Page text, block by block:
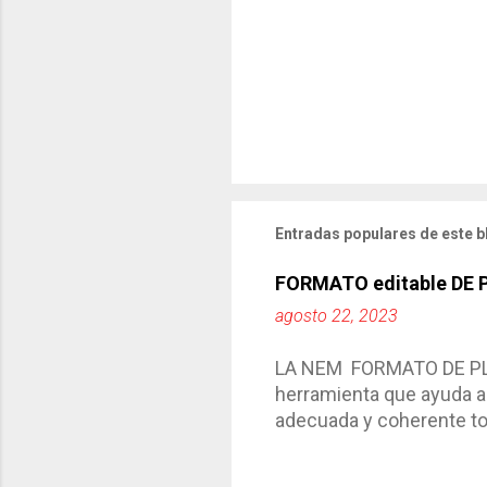
Entradas populares de este
FORMATO editable DE
agosto 22, 2023
LA NEM FORMATO DE
herramienta que ayuda
adecuada y coherente
aprendizaje. La